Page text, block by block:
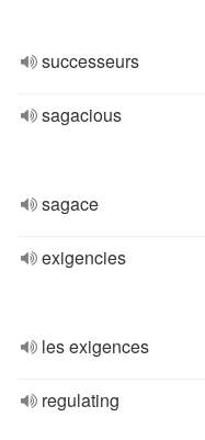
successeurs
sagacious
sagace
exigencies
les exigences
regulating